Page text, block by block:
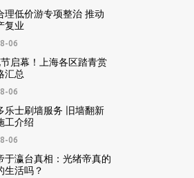
理低价游专项整治 推动
复业
06
启幕！上海各区踏青赏
汇总
06
乐士刷墙服务 旧墙翻新
工介绍
06
于瀛台真相：光绪帝真的
生活吗？